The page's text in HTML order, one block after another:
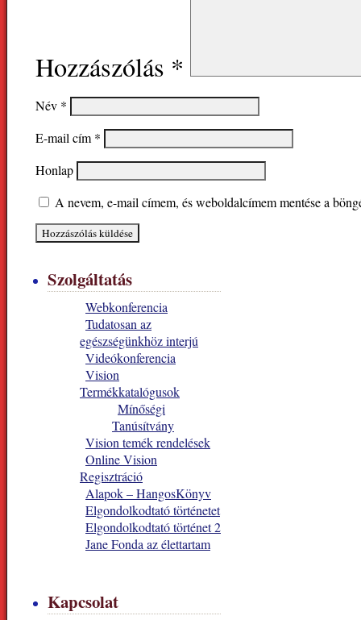
Hozzászólás *
Név *
E-mail cím *
Honlap
A nevem, e-mail címem, és weboldalcímem mentése a
Szolgáltatás
Webkonferencia
Tudatosan az
egészségünkhöz interjú
Videókonferencia
Vision
Termékkatalógusok
Mínőségi
Tanúsítvány
Vision temék rendelések
Online Vision
Regisztráció
Alapok – HangosKönyv
Elgondolkodtató történetet
Elgondolkodtató történet 2
Jane Fonda az élettartam
Kapcsolat